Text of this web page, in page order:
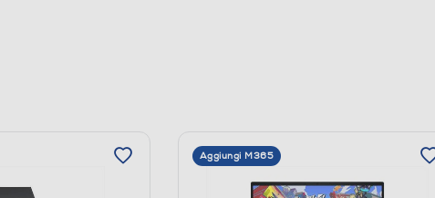
Aggiungi M365